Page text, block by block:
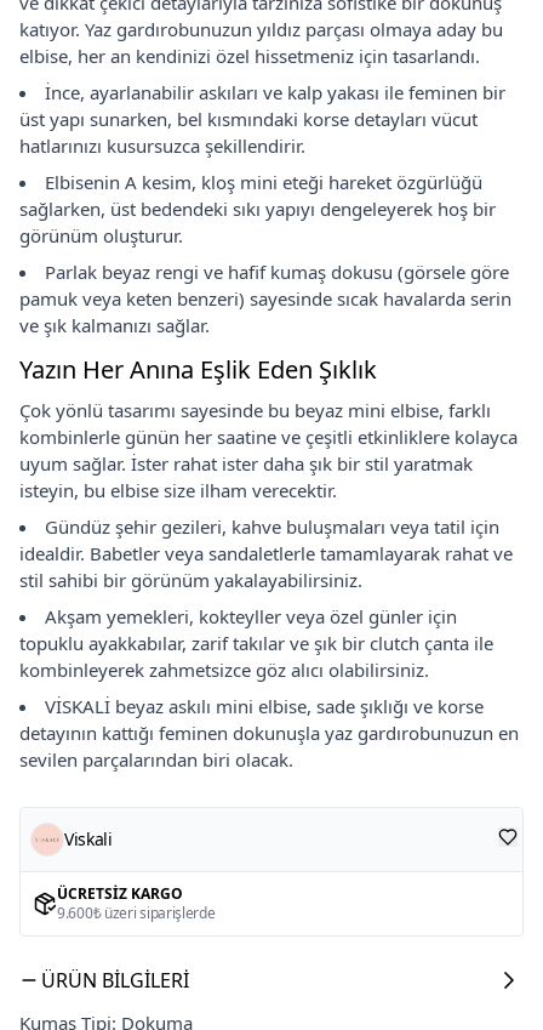
katıyor. Yaz gardırobunuzun yıldız parçası olmaya aday bu
elbise, her an kendinizi özel hissetmeniz için tasarlandı.
İnce, ayarlanabilir askıları ve kalp yakası ile feminen bir
üst yapı sunarken, bel kısmındaki korse detayları vücut
hatlarınızı kusursuzca şekillendirir.
Elbisenin A kesim, kloş mini eteği hareket özgürlüğü
sağlarken, üst bedendeki sıkı yapıyı dengeleyerek hoş bir
görünüm oluşturur.
Parlak beyaz rengi ve hafif kumaş dokusu (görsele göre
pamuk veya keten benzeri) sayesinde sıcak havalarda serin
ve şık kalmanızı sağlar.
Yazın Her Anına Eşlik Eden Şıklık
Çok yönlü tasarımı sayesinde bu beyaz mini elbise, farklı
kombinlerle günün her saatine ve çeşitli etkinliklere kolayca
uyum sağlar. İster rahat ister daha şık bir stil yaratmak
isteyin, bu elbise size ilham verecektir.
Gündüz şehir gezileri, kahve buluşmaları veya tatil için
idealdir. Babetler veya sandaletlerle tamamlayarak rahat ve
stil sahibi bir görünüm yakalayabilirsiniz.
Akşam yemekleri, kokteyller veya özel günler için
topuklu ayakkabılar, zarif takılar ve şık bir clutch çanta ile
kombinleyerek zahmetsizce göz alıcı olabilirsiniz.
VİSKALİ beyaz askılı mini elbise, sade şıklığı ve korse
detayının kattığı feminen dokunuşla yaz gardırobunuzun en
sevilen parçalarından biri olacak.
Viskali
ÜCRETSIZ KARGO
9.600₺ üzeri siparişlerde
ÜRÜN BILGILERI
Kumaş Tipi: Dokuma